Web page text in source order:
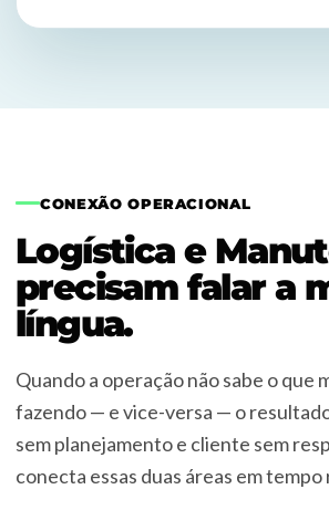
CONEXÃO OPERACIONAL
Logística e
precisam falar a
língua.
Quando a operação não sabe o que
fazendo — e vice-versa — o
sem planejamento e cliente sem
conecta essas duas áreas em tempo